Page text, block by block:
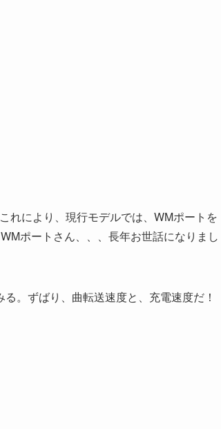
れにより、現行モデルでは、WMポートを
ポートさん、、、長年お世話になりまし
。ずばり、曲転送速度と、充電速度だ！